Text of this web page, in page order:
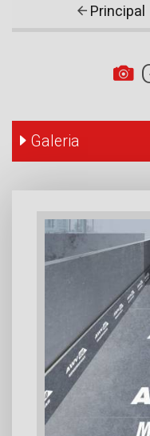
Principal
Galeria